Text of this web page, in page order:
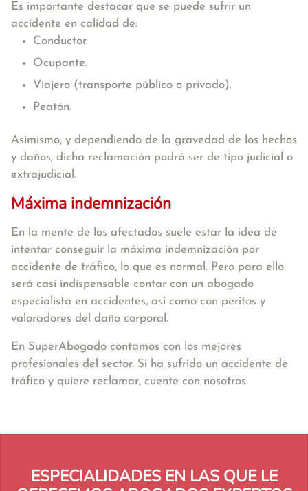
Es importante destacar que se puede sufrir un
accidente en calidad de:
Conductor.
Ocupante.
Viajero (transporte público o privado).
Peatón.
Asimismo, y dependiendo de la gravedad de los hechos
y daños, dicha reclamación podrá ser de tipo judicial o
extrajudicial.
Máxima indemnización
En la mente de los afectados suele estar la idea de
intentar conseguir la máxima indemnización por
accidente de tráfico, lo que es normal. Pero para ello
será casi indispensable contar con un abogado
especialista en accidentes, así como con peritos y
valoradores del daño corporal.
En SuperAbogado contamos con los mejores
profesionales del sector. Si ha sufrido un accidente de
tráfico y quiere reclamar, cuente con nosotros.
ESPECIALIDADES EN LAS QUE LE